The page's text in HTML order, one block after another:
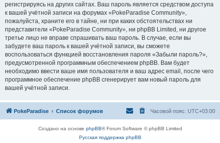
регистрируясь на других сайтах. Ваш пароль является средством доступа
к вашей учётной записи на форумах «PokeParadise Community»,
пожалуйста, храните его в тайне, ни при каких обстоятельствах ни
представители «PokeParadise Community», ни phpBB Limited, ни другое
третье лицо не вправе спрашивать ваш пароль. В случае, если вы
забудете ваш пароль к вашей учётной записи, вы сможете
воспользоваться функцией восстановления пароля «Забыли пароль?»,
предусмотренной программным обеспечением phpBB. Вам будет
необходимо ввести ваше имя пользователя и ваш адрес email, после чего
программное обеспечение phpBB сгенерирует вам новый пароль для
вашей учётной записи.
PokeParadise Список форумов Часовой пояс: UTC+03:00
Создано на основе phpBB® Forum Software © phpBB Limited
Русская поддержка phpBB